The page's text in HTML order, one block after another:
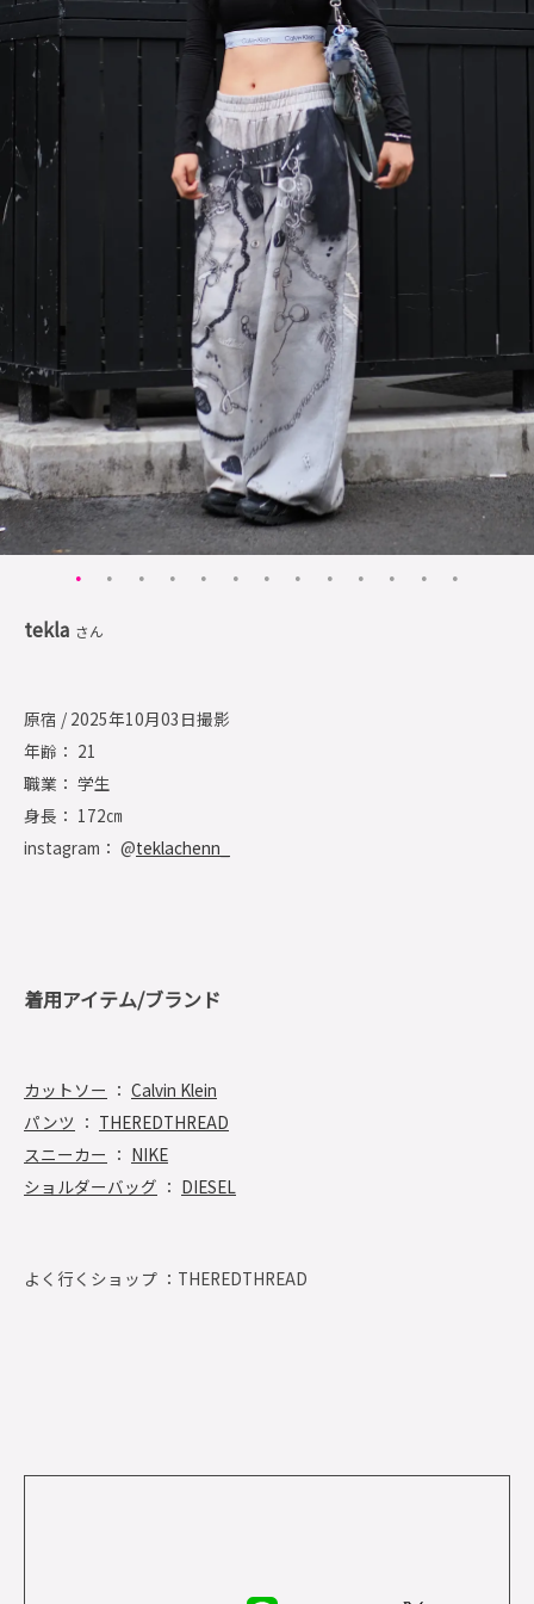
tekla さん
原宿 / 2025年10月03日撮影
年齢： 21
職業： 学生
身長： 172㎝
instagram： @teklachenn_
着用アイテム/ブランド
カットソー ： Calvin Klein
パンツ ： THEREDTHREAD
スニーカー ： NIKE
ショルダーバッグ ： DIESEL
よく行くショップ ： THEREDTHREAD